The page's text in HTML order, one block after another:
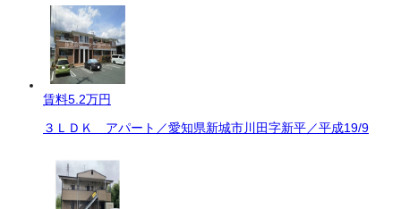
賃料5.2万円
３ＬＤＫ アパート／愛知県新城市川田字新平／平成19/9